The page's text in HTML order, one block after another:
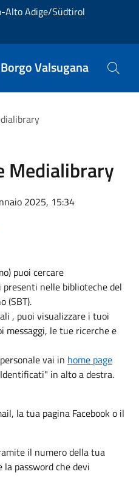
Alto Adige/Südtirol
Valsugana
Medialibrary
2025, 15:34
puoi cercare
nelle biblioteche del
(SBT).
, puoi visualizzare i tuoi
le tue ricerche e
vai in home page
in alto a destra.
la tua pagina Facebook o il
il numero della tua
password che devi